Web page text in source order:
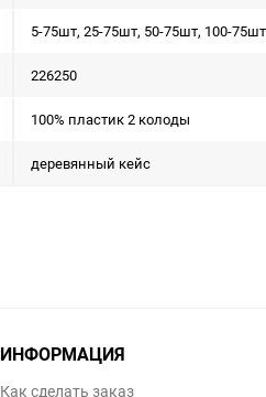
5-75шт, 25-75шт, 50-75шт, 100-
226250
100% пластик 2 колоды
деревянный кейс
ИНФОРМАЦИЯ
Как сделать заказ